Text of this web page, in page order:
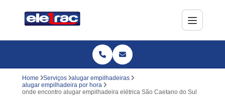
Home Serviços
alugar empilhadeiras
alugar empilhadeira por hora
onde encontro alugar empilhadeira elétrica São Caetano do Sul